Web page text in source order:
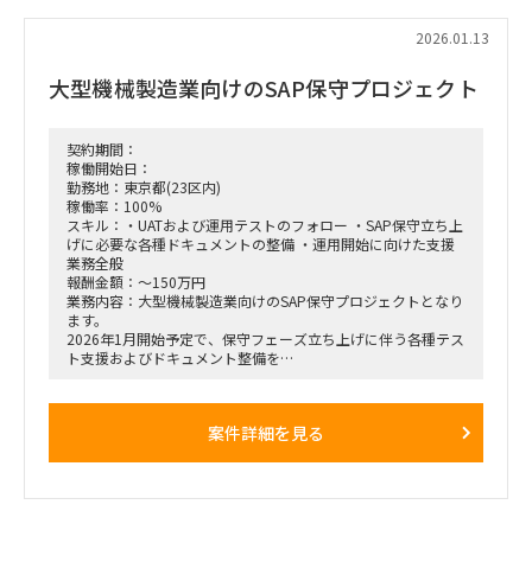
・端末（スマホ・PC）のキッティング、権限付与などの情シ
・アドオン機能のテスト支援
・進捗・課題管理のサポート
2026.01.13
大型機械製造業向けのSAP保守プロジェクト
契約期間：
稼働開始日：
勤務地：東京都(23区内)
稼働率：100%
スキル：・UATおよび運用テストのフォロー ・SAP保守立ち上
げに必要な各種ドキュメントの整備 ・運用開始に向けた支援
業務全般
報酬金額：～150万円
業務内容：大型機械製造業向けのSAP保守プロジェクトとなり
ます。
2026年1月開始予定で、保守フェーズ立ち上げに伴う各種テス
ト支援およびドキュメント整備を
• SAP SDコンサルタント：1名案件詳細を見る